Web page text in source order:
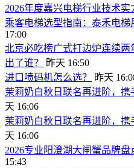
2026年度嘉兴电梯行业技术实
乘客电梯选型指南：泰禾电
17:00
北京必吃榜广式打边炉连续
出了谁？
昨天 16:50
进口喷码机怎么选？
昨天
茉莉奶白秋日联名再进阶，
天 16:06
茉莉奶白秋日联名再进阶，
天 16:06
2026专业阳澄湖大闸蟹品牌
15:43